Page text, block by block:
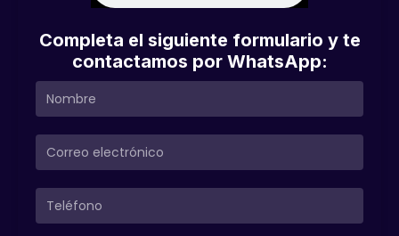
Completa el siguiente formulario y te
contactamos por WhatsApp: